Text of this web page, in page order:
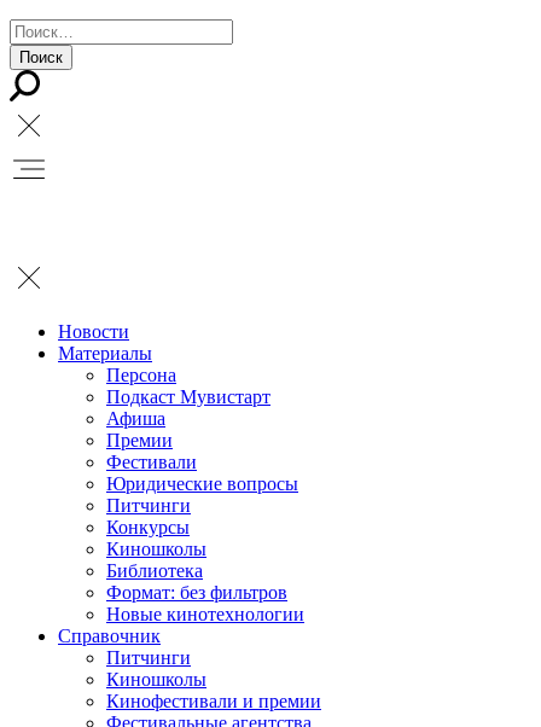
Новости
Материалы
Персона
Подкаст Мувистарт
Афиша
Премии
Фестивали
Юридические вопросы
Питчинги
Конкурсы
Киношколы
Библиотека
Формат: без фильтров
Новые кинотехнологии
Справочник
Питчинги
Киношколы
Кинофестивали и премии
Фестивальные агентства